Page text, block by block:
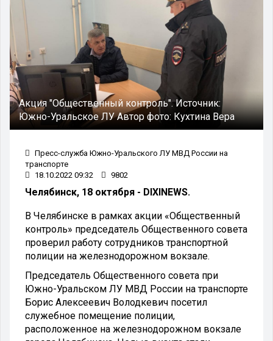
Акция "Общественный контроль".Источник:
Южно-Уральское ЛУАвтор фото: Кухтина Вера
Пресс-служба Южно-Уральского ЛУ МВД России на
транспорте
18.10.2022 09:32
9802
Челябинск, 18 октября - DIXINEWS.
В Челябинске в рамках акции «Общественный
контроль» председатель Общественного совета
проверил работу сотрудников транспортной
полиции на железнодорожном вокзале.
Председатель Общественного совета при
Южно-Уральском ЛУ МВД России на транспорте
Борис Алексеевич Володкевич посетил
служебное помещение полиции,
расположенное на железнодорожном вокзале